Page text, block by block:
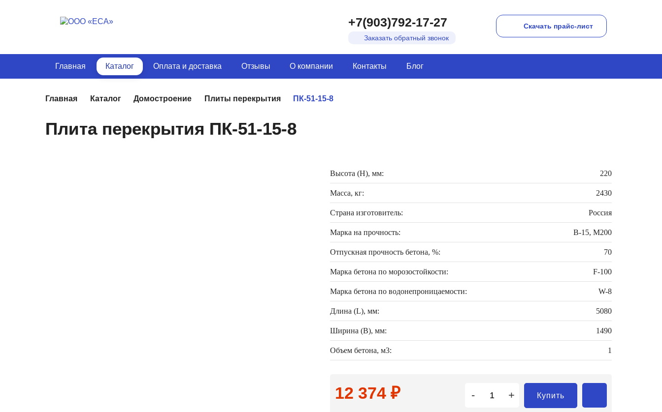
Скачать прайс-лист
+7(903)792-17-27
Заказать обратный звонок
Главная Каталог Оплата и доставка Отзывы О компании Контакты Блог
Главная Каталог Домостроение Плиты перекрытия ПК-51-15-8
Плита перекрытия ПК-51-15-8
Высота (H), мм: 220
Масса, кг: 2430
Страна изготовитель: Россия
Марка на прочность: В-15, М200
Отпускная прочность бетона, %: 70
Марка бетона по морозостойкости: F-100
Марка бетона по водонепроницаемости: W-8
Длина (L), мм: 5080
Ширина (B), мм: 1490
Объем бетона, м3: 1
12 374 ₽ - + Купить